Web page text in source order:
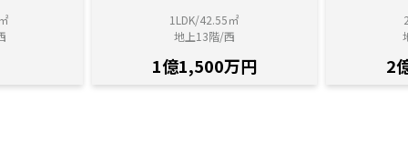
1LDK/42.55㎡
地上13階/西
1億1,500万円 2